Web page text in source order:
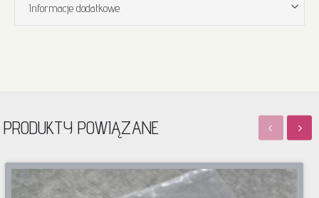
Informacje dodatkowe
PRODUKTY POWIĄZANE